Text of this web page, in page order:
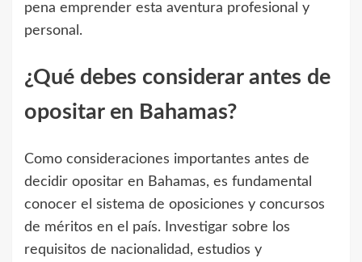
pena emprender esta aventura profesional y
personal.
¿Qué debes considerar antes de
opositar en Bahamas?
Como consideraciones importantes antes de
decidir opositar en Bahamas, es fundamental
conocer el sistema de oposiciones y concursos
de méritos en el país. Investigar sobre los
requisitos de nacionalidad, estudios y